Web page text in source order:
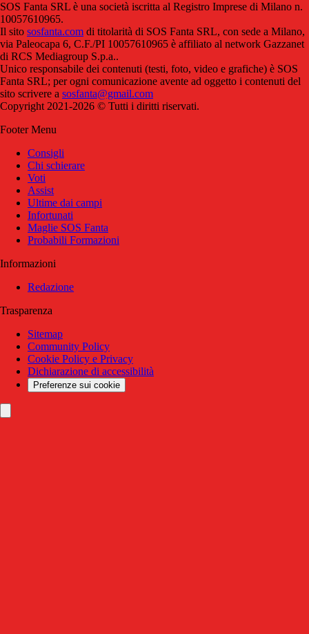
SOS Fanta SRL è una società iscritta al Registro Imprese di Milano n.
10057610965.
Il sito sosfanta.com di titolarità di SOS Fanta SRL, con sede a Milano,
via Paleocapa 6, C.F./PI 10057610965 è affiliato al network Gazzanet
di RCS Mediagroup S.p.a..
Unico responsabile dei contenuti (testi, foto, video e grafiche) è SOS
Fanta SRL; per ogni comunicazione avente ad oggetto i contenuti del
sito scrivere a sosfanta@gmail.com
Copyright 2021-2026 © Tutti i diritti riservati.
Footer Menu
Consigli
Chi schierare
Voti
Assist
Ultime dai campi
Infortunati
Maglie SOS Fanta
Probabili Formazioni
Informazioni
Redazione
Trasparenza
Sitemap
Community Policy
Cookie Policy e Privacy
Dichiarazione di accessibilità
Preferenze sui cookie